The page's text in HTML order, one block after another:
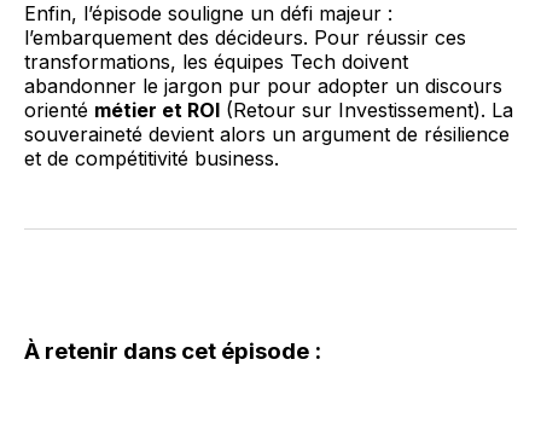
Enfin, l’épisode souligne un défi majeur :
l’embarquement des décideurs. Pour réussir ces
transformations, les équipes Tech doivent
abandonner le jargon pur pour adopter un discours
orienté métier et ROI (Retour sur Investissement). La
souveraineté devient alors un argument de résilience
et de compétitivité business.
À retenir dans cet épisode :